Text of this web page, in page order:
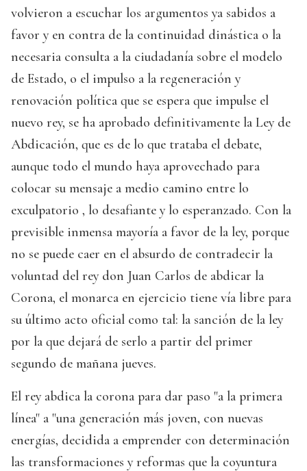
volvieron a escuchar los argumentos ya sabidos a
favor y en contra de la continuidad dinástica o la
necesaria consulta a la ciudadanía sobre el modelo
de Estado, o el impulso a la regeneración y
renovación política que se espera que impulse el
nuevo rey, se ha aprobado definitivamente la Ley de
Abdicación, que es de lo que trataba el debate,
aunque todo el mundo haya aprovechado para
colocar su mensaje a medio camino entre lo
exculpatorio , lo desafiante y lo esperanzado. Con la
previsible inmensa mayoría a favor de la ley, porque
no se puede caer en el absurdo de contradecir la
voluntad del rey don Juan Carlos de abdicar la
Corona, el monarca en ejercicio tiene vía libre para
su último acto oficial como tal: la sanción de la ley
por la que dejará de serlo a partir del primer
segundo de mañana jueves.
El rey abdica la corona para dar paso "a la primera
línea" a "una generación más joven, con nuevas
energías, decidida a emprender con determinación
las transformaciones y reformas que la coyuntura